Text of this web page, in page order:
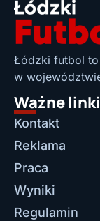
Łódzki futbol to
w
Ważne linki
Kontakt
Reklama
Praca
Wyniki
Regulamin